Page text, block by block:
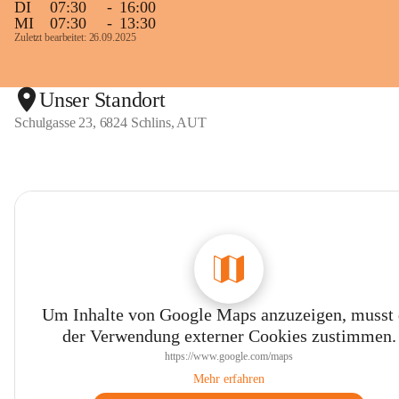
DI 07:30 - 16:00
MI
07:30 - 13:30
Zuletzt bearbeitet: 26.09.2025
Unser Standort
Schulgasse 23, 6824 Schlins, AUT
Um Inhalte von Google Maps anzuzeigen, musst
der Verwendung externer Cookies zustimmen.
https://www.google.com/maps
Mehr erfahren